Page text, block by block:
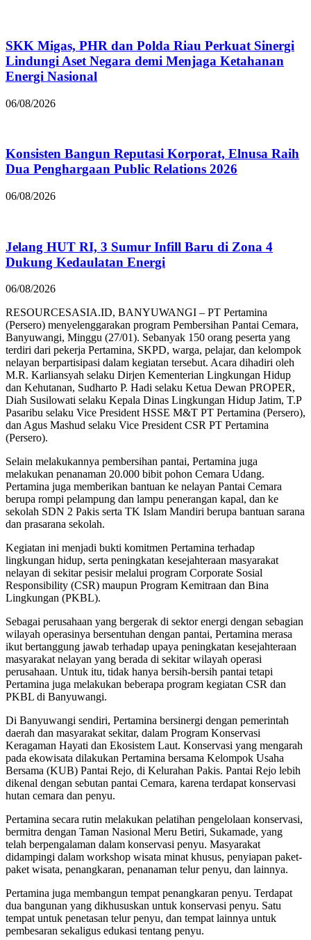
SKK Migas, PHR dan Polda Riau Perkuat Sinergi
Lindungi Aset Negara demi Menjaga Ketahanan
Energi Nasional
06/08/2026
Konsisten Bangun Reputasi Korporat, Elnusa Raih
Dua Penghargaan Public Relations 2026
06/08/2026
Jelang HUT RI, 3 Sumur Infill Baru di Zona 4
Dukung Kedaulatan Energi
06/08/2026
RESOURCESASIA.ID, BANYUWANGI – PT Pertamina
(Persero) menyelenggarakan program Pembersihan Pantai Cemara,
Banyuwangi, Minggu (27/01). Sebanyak 150 orang peserta yang
terdiri dari pekerja Pertamina, SKPD, warga, pelajar, dan kelompok
nelayan berpartisipasi dalam kegiatan tersebut. Acara dihadiri oleh
M.R. Karliansyah selaku Dirjen Kementerian Lingkungan Hidup
dan Kehutanan, Sudharto P. Hadi selaku Ketua Dewan PROPER,
Diah Susilowati selaku Kepala Dinas Lingkungan Hidup Jatim, T.P
Pasaribu selaku Vice President HSSE M&T PT Pertamina (Persero),
dan Agus Mashud selaku Vice President CSR PT Pertamina
(Persero).
Selain melakukannya pembersihan pantai, Pertamina juga
melakukan penanaman 20.000 bibit pohon Cemara Udang.
Pertamina juga memberikan bantuan ke nelayan Pantai Cemara
berupa rompi pelampung dan lampu penerangan kapal, dan ke
sekolah SDN 2 Pakis serta TK Islam Mandiri berupa bantuan sarana
dan prasarana sekolah.
Kegiatan ini menjadi bukti komitmen Pertamina terhadap
lingkungan hidup, serta peningkatan kesejahteraan masyarakat
nelayan di sekitar pesisir melalui program Corporate Sosial
Responsibility (CSR) maupun Program Kemitraan dan Bina
Lingkungan (PKBL).
Sebagai perusahaan yang bergerak di sektor energi dengan sebagian
wilayah operasinya bersentuhan dengan pantai, Pertamina merasa
ikut bertanggung jawab terhadap upaya peningkatan kesejahteraan
masyarakat nelayan yang berada di sekitar wilayah operasi
perusahaan. Untuk itu, tidak hanya bersih-bersih pantai tetapi
Pertamina juga melakukan beberapa program kegiatan CSR dan
PKBL di Banyuwangi.
Di Banyuwangi sendiri, Pertamina bersinergi dengan pemerintah
daerah dan masyarakat sekitar, dalam Program Konservasi
Keragaman Hayati dan Ekosistem Laut. Konservasi yang mengarah
pada ekowisata dilakukan Pertamina bersama Kelompok Usaha
Bersama (KUB) Pantai Rejo, di Kelurahan Pakis. Pantai Rejo lebih
dikenal dengan sebutan pantai Cemara, karena terdapat konservasi
hutan cemara dan penyu.
Pertamina secara rutin melakukan pelatihan pengelolaan konservasi,
bermitra dengan Taman Nasional Meru Betiri, Sukamade, yang
telah berpengalaman dalam konservasi penyu. Masyarakat
didampingi dalam workshop wisata minat khusus, penyiapan paket-
paket wisata, penangkaran, penanaman telur penyu, dan lainnya.
Pertamina juga membangun tempat penangkaran penyu. Terdapat
dua bangunan yang dikhususkan untuk konservasi penyu. Satu
tempat untuk penetasan telur penyu, dan tempat lainnya untuk
pembesaran sekaligus edukasi tentang penyu.